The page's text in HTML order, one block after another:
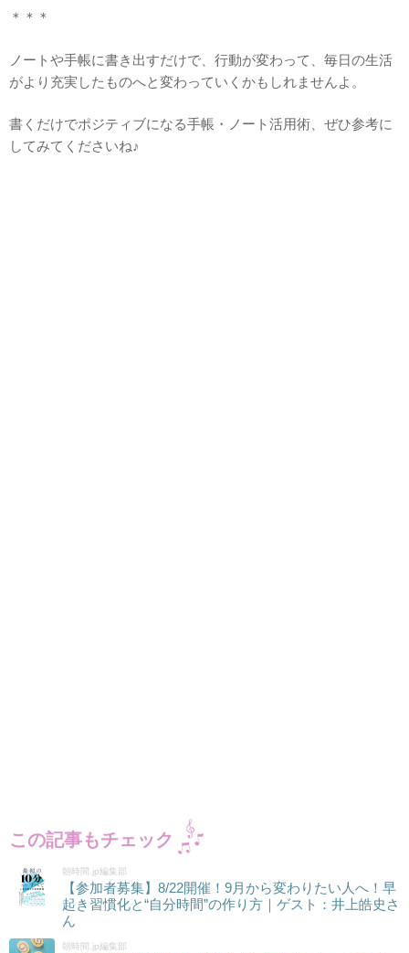
＊＊＊
ノートや手帳に書き出すだけで、行動が変わって、毎日の生活
がより充実したものへと変わっていくかもしれませんよ。
書くだけでポジティブになる手帳・ノート活用術、ぜひ参考に
してみてくださいね♪
この記事もチェック
朝時間.jp編集部
【参加者募集】8/22開催！9月から変わりたい人へ！早
起き習慣化と“自分時間”の作り方｜ゲスト：井上皓史さ
ん
朝時間.jp編集部